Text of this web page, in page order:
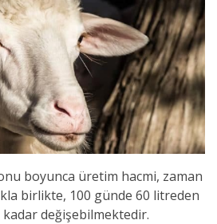
boyunca üretim hacmi, zaman
birlikte, 100 günde 60 litreden
değişebilmektedir.